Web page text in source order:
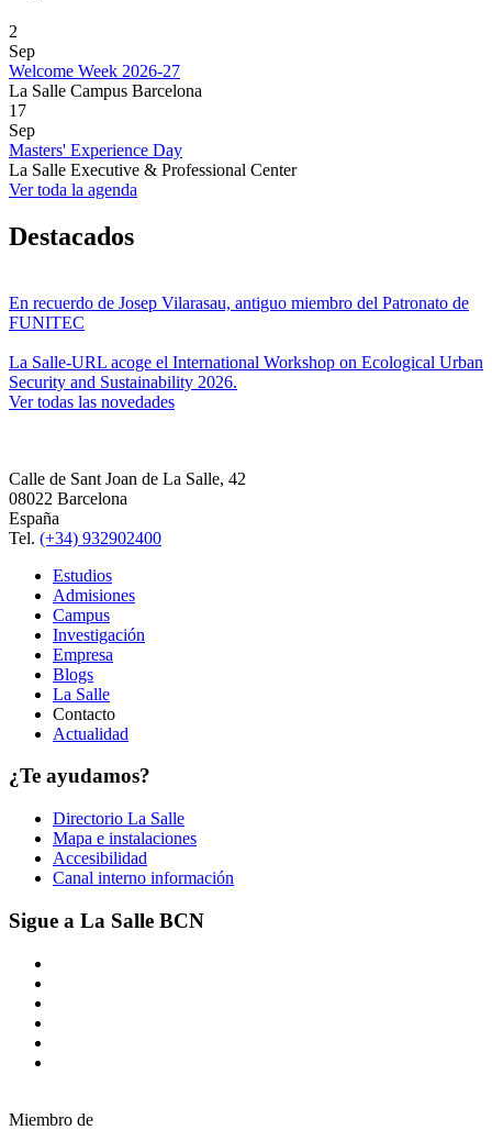
2
Sep
Welcome Week 2026-27
La Salle Campus Barcelona
17
Sep
Masters' Experience Day
La Salle Executive & Professional Center
Ver toda la agenda
Destacados
En recuerdo de Josep Vilarasau, antiguo miembro del Patronato de
FUNITEC
La Salle-URL acoge el International Workshop on Ecological Urban
Security and Sustainability 2026.
Ver todas las novedades
Calle de Sant Joan de La Salle, 42
08022 Barcelona
España
Tel. (+34) 932902400
Estudios
Admisiones
Campus
Investigación
Empresa
Blogs
La Salle
Contacto
Actualidad
¿Te ayudamos?
Directorio La Salle
Mapa e instalaciones
Accesibilidad
Canal interno información
Sigue a La Salle BCN
Miembro de